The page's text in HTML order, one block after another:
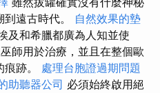
遠古時代。 自然效果的墊
及和希臘都廣為人知並使
師用於治療，並且在整個歐
跡。 處理台胞證過期問題
助聽器公司 必須始終啟用絕